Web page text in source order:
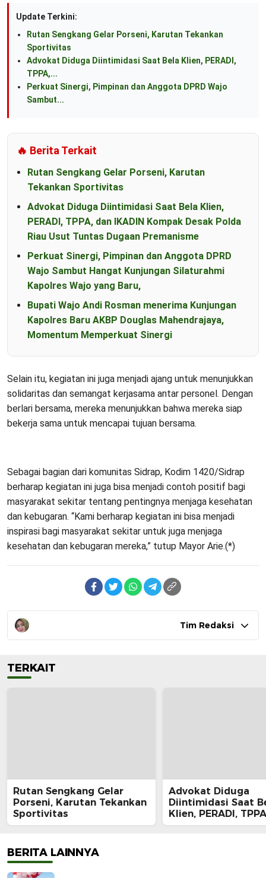
Update Terkini:
Rutan Sengkang Gelar Porseni, Karutan Tekankan
Sportivitas
Advokat Diduga Diintimidasi Saat Bela Klien, PERADI,
TPPA,...
Perkuat Sinergi, Pimpinan dan Anggota DPRD Wajo
Sambut...
🔥 Berita Terkait
Rutan Sengkang Gelar Porseni, Karutan
Tekankan Sportivitas
Advokat Diduga Diintimidasi Saat Bela Klien,
PERADI, TPPA, dan IKADIN Kompak Desak Polda
Riau Usut Tuntas Dugaan Premanisme
Perkuat Sinergi, Pimpinan dan Anggota DPRD
Wajo Sambut Hangat Kunjungan Silaturahmi
Kapolres Wajo yang Baru,
Bupati Wajo Andi Rosman menerima Kunjungan
Kapolres Baru AKBP Douglas Mahendrajaya,
Momentum Memperkuat Sinergi
Selain itu, kegiatan ini juga menjadi ajang untuk menunjukkan
solidaritas dan semangat kerjasama antar personel. Dengan
berlari bersama, mereka menunjukkan bahwa mereka siap
bekerja sama untuk mencapai tujuan bersama.
Sebagai bagian dari komunitas Sidrap, Kodim 1420/Sidrap
berharap kegiatan ini juga bisa menjadi contoh positif bagi
masyarakat sekitar tentang pentingnya menjaga kesehatan
dan kebugaran. “Kami berharap kegiatan ini bisa menjadi
inspirasi bagi masyarakat sekitar untuk juga menjaga
kesehatan dan kebugaran mereka,” tutup Mayor Arie.(*)
Tim Redaksi
TERKAIT
Rutan Sengkang Gelar
Porseni, Karutan Tekankan
Sportivitas
Advokat Diduga
Diintimidasi Saat
Klien, PERADI,
IKADIN Kompak
BERITA LAINNYA